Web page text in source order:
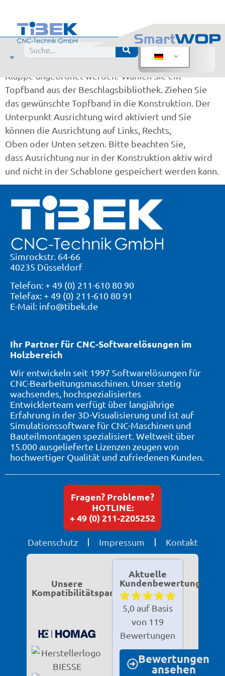
für Klappe
Wie können Topfbänder oben oder unten für eine
Klappe angeordnet werden? Wählen Sie ein
Topfband aus der Beschlagsbibliothek. Ziehen Sie
das gewünschte Topfband in die Konstruktion. Der
Unterpunkt Ausrichtung wird aktiviert und Sie
können die Ausrichtung auf Links, Rechts,
Oben oder Unten setzen. Bitte beachten Sie,
dass Ausrichtung nur in der Konstruktion aktiv wird
und nicht in der Schablone gespeichert werden kann.
Ihr Partner für CNC-Softwarelösungen im
Holzbereich
Wir entwickeln seit 1997 Softwarelösungen für
CNC-Bearbeitungsmaschinen. Unser stetig
wachsendes, hochspezialisiertes
Entwicklerteam verfügt über langjährige
Erfahrung in der 3D-Visualisierung und ist auf
Simulationssoftware für CNC-Maschinen und
Bauteilmontagen spezialisiert. Weltweit über
15.000 ausgelieferte Lizenzen zeugen von
hochwertiger Qualität und zufriedenen Kunden.
Simrockstr. 64-66
40235 Düsseldorf
Telefon: + 49 (0) 211-610 80 90
Telefax: + 49 (0) 211-610 80 91
E-Mail: info@tibek.de
Datenschutz Impressum Kontakt
Fragen? Probleme?
HOTLINE:
+ 49 (0) 211-2205252
Unsere
Kompatibilitätspartner
Aktuelle
Kundenbewertung
5,0 auf Basis
von 119
Bewertungen
Bewertungen
ansehen